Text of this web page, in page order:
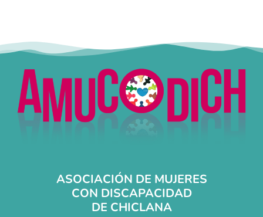
ASOCIACIÓN DE MUJERES
CON DISCAPACIDAD
DE CHICLANA